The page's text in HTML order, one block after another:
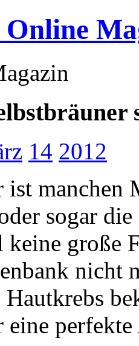
14 2012
ist manchen
sogar
große
nicht
Hautkrebs
eine